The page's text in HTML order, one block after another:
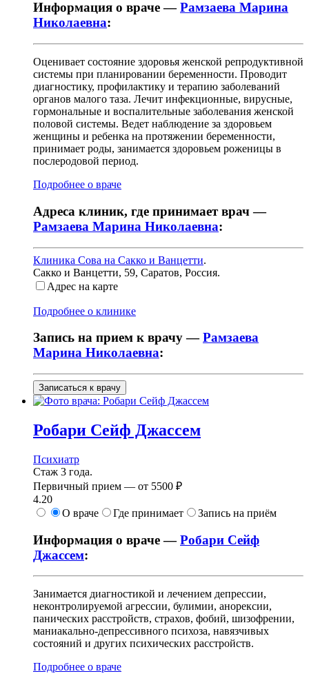
Информация о враче —Рамзаева Марина
Николаевна:
Оценивает состояние здоровья женской репродуктивной
системы при планировании беременности. Проводит
диагностику, профилактику и терапию заболеваний
органов малого таза. Лечит инфекционные, вирусные,
гормональные и воспалительные заболевания женской
половой системы. Ведет наблюдение за здоровьем
женщины и ребенка на протяжении беременности,
принимает роды, занимается здоровьем роженицы в
послеродовой период.
Подробнее о враче
Адреса клиник, где принимает врач —
Рамзаева Марина Николаевна:
Клиника Сова на Сакко и Ванцетти.
Сакко и Ванцетти, 59, Саратов, Россия.
Адрес на карте
Подробнее о клинике
Запись на прием к врачу —Рамзаева
Марина Николаевна:
Записаться к врачу
Робари Сейф Джассем
Психиатр
Стаж 3 года.
Первичный прием — от 5500 ₽
4.20
О враче
Где принимает Запись на приём
Информация о враче —Робари Сейф
Джассем:
Занимается диагностикой и лечением депрессии,
неконтролируемой агрессии, булимии, анорексии,
панических расстройств, страхов, фобий, шизофрении,
маниакально-депрессивного психоза, навязчивых
состояний и других психических расстройств.
Подробнее о враче